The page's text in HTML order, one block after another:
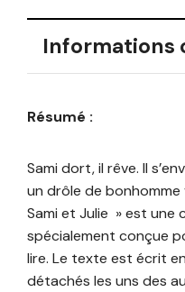
Informations
Résumé :
Sami dort, il rêve. Il
un drôle de bonhomme
Sami et Julie » est
spécialement conçue
lire. Le texte est écrit
détachés les uns des